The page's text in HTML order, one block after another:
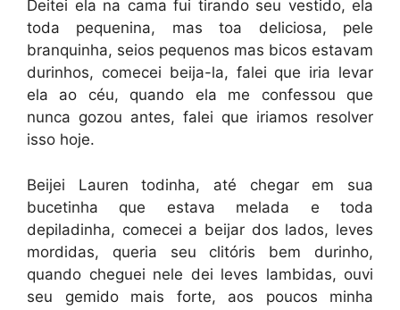
Deitei ela na cama fui tirando seu vestido, ela
toda pequenina, mas toa deliciosa, pele
branquinha, seios pequenos mas bicos estavam
durinhos, comecei beija-la, falei que iria levar
ela ao céu, quando ela me confessou que
nunca gozou antes, falei que iriamos resolver
isso hoje.
Beijei Lauren todinha, até chegar em sua
bucetinha que estava melada e toda
depiladinha, comecei a beijar dos lados, leves
mordidas, queria seu clitóris bem durinho,
quando cheguei nele dei leves lambidas, ouvi
seu gemido mais forte, aos poucos minha